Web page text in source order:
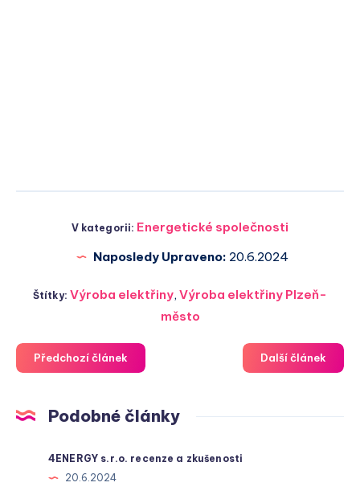
V kategorii: Energetické společnosti
Naposledy Upraveno: 20.6.2024
Štítky:Výroba elektřiny,Výroba elektřiny Plzeň-
město
Předchozí článek Další článek
Podobné články
4ENERGY s.r.o. recenze a zkušenosti
20.6.2024